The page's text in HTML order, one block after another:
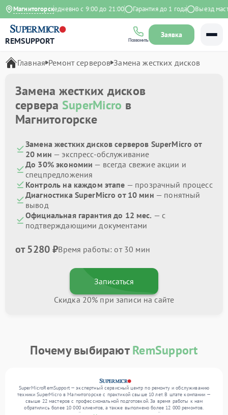
Магнитогорск
Яндекс Ежедневно с 9:00 до 21:00 Гарантия до 1 года Выезд
REMSUPPORT Позвонить
Заявка
Главная Ремонт серверов Замена жестких дисков
Замена жестких дисков
сервера SuperMicro в
Магнитогорске
Замена жестких дисков серверов SuperMicro от
20 мин — экспресс-обслуживание
До 30% экономии — всегда свежие акции и
спецпредложения
Контроль на каждом этапе — прозрачный процесс
Диагностика SuperMicro от 10 мин — понятный
вывод
Официальная гарантия до 12 мес. — с
подтверждающими документами
от 5280 ₽Время работы: от 30 мин
Записаться
Скидка 20% при записи на сайте
Почему выбираютRemSupport
SuperMicroRemSupport — экспертный сервисный центр по ремонту и обслуживанию
техники SuperMicro в Магнитогорске с практикой свыше 10 лет. В штате компании —
свыше 22 мастеров с профессиональной подготовкой. За время работы к нам
обратились более 10 000 клиентов, а также выполнено более 12 000 ремонтов.